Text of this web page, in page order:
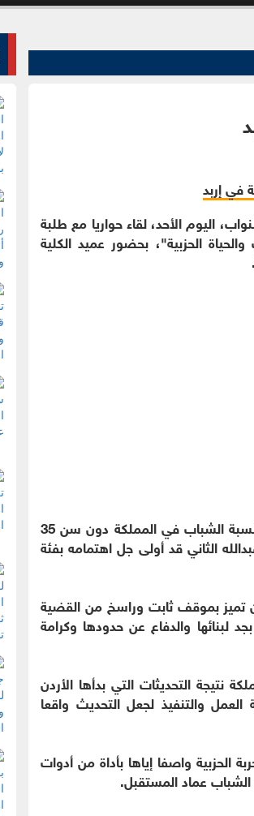
اليوم الأحد، لقاء حواريا مع طلبة
الحزبية"، بحضور عميد الكلية
وأكد العبابنة، أهمية دور الشباب في الحياة السياسية والعامة، حيث أن نسبة الشباب في المملكة دون سن 35
عبدالله الثاني قد أولى جل اهتمامه بفئة
تميز بموقف ثابت وراسخ من القضية
لبنائها والدفاع عن حدودها وكرامة
التحديثات التي بدأها الأردن
والتنفيذ لجعل التحديث واقعا
الحزبية واصفا إياها بأداة من أدوات
الشباب عماد المستقبل.